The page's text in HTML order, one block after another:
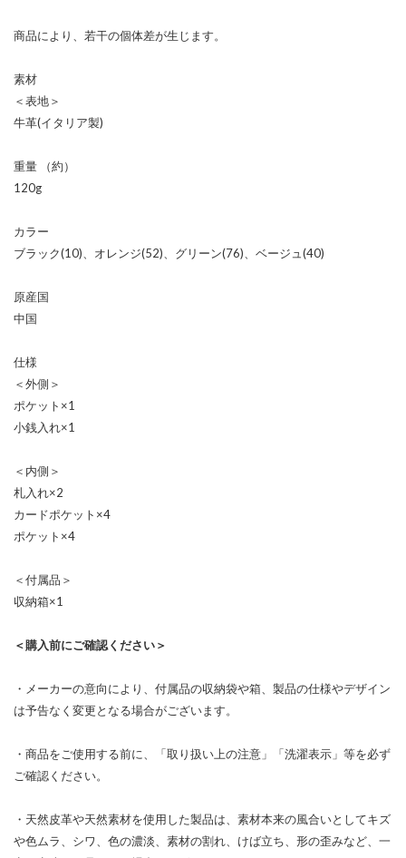
商品により、若干の個体差が生じます。
素材
＜表地＞
牛革(イタリア製)
重量 （約）
120g
カラー
ブラック(10)、オレンジ(52)、グリーン(76)、ベージュ(40)
原産国
中国
仕様
＜外側＞
ポケット×1
小銭入れ×1
＜内側＞
札入れ×2
カードポケット×4
ポケット×4
＜付属品＞
収納箱×1
＜購入前にご確認ください＞
・メーカーの意向により、付属品の収納袋や箱、製品の仕様やデザイン
は予告なく変更となる場合がございます。
・商品をご使用する前に、「取り扱い上の注意」「洗濯表示」等を必ず
ご確認ください。
・天然皮革や天然素材を使用した製品は、素材本来の風合いとしてキズ
や色ムラ、シワ、色の濃淡、素材の割れ、けば立ち、形の歪みなど、一